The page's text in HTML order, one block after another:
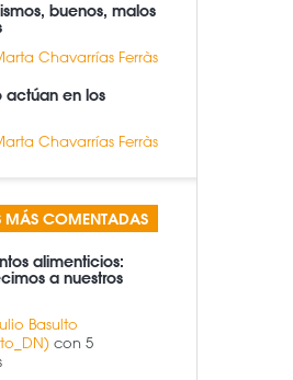
buenos, malos
Chavarrías Ferràs
actúan en los
Chavarrías Ferràs
MÁS COMENTADAS
alimenticios:
a nuestros
Basulto
con 5